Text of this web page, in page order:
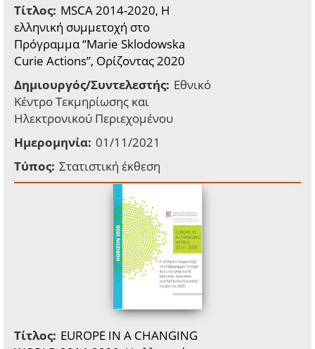
Τίτλος: MSCA 2014-2020, Η
ελληνική συμμετοχή στο
Πρόγραμμα “Marie Sklodowska
Curie Actions”, Ορίζοντας 2020
Δημιουργός/Συντελεστής: Εθνικό
Κέντρο Τεκμηρίωσης και
Ηλεκτρονικού Περιεχομένου
Ημερομηνία: 01/11/2021
Τύπος: Στατιστική έκθεση
Τίτλος: EUROPE IN A CHANGING